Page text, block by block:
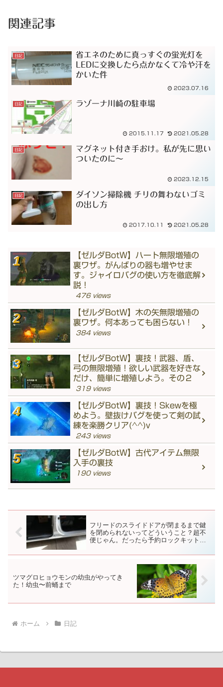
関連記事
日記
省エネのために真っすぐの蛍光灯を
LEDに交換したら点かなくて冷や汗を
かいた件
2023.07.16
日記 ラゾーナ川崎の駐車場
2015.11.17 2021.05.28
日記
マグネット付き手おけ。私が先に思い
ついたのに～
2023.12.15
日記
ダイソン掃除機 チリの舞わないゴミ
の出し方
2017.10.11 2021.05.28
【ゼルダBotW】ハート無限増殖の
裏ワザ。がんばりの器も増やせま
す。ジャイロバグの使い方を徹底解
説！
476 views
【ゼルダBotW】木の矢無限増殖の
裏ワザ。何本あっても困らない！
384 views
【ゼルダBotW】裏技！武器、盾、
弓の無限増殖！欲しい武器を好きな
だけ、簡単に増殖しよう。その２
319 views
【ゼルダBotW】裏技！Skewを極
めよう。壁抜けバグを使って剣の試
練を楽勝クリア(^^)v
243 views
【ゼルダBotW】古代アイテム無限
入手の裏技
190 views
フリードのスライドドアが閉まるまで鍵
を閉められないってどういうこと？超不
便じゃん。だったら予約ロックキットを
ドドアのサイドステップ内で行う作業と
ツマグロヒョウモンの幼虫がやってき
た！幼虫〜前蛹まで
ホーム 日記